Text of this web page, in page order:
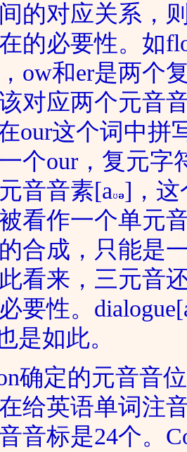
的对应关系，
的必要性。如
ow和er是两个
对应两个元音
our这个词中拼
个our，复元字
音音素[a ]，这
看作一个单元
合成，只能是
看来，三元音
要性。
是如此。
确定的元音音
给英语单词注
音标是24个。